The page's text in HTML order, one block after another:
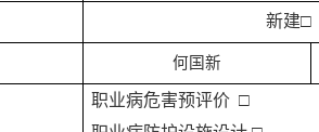
新建□
何国新
职业病危害预评价 □